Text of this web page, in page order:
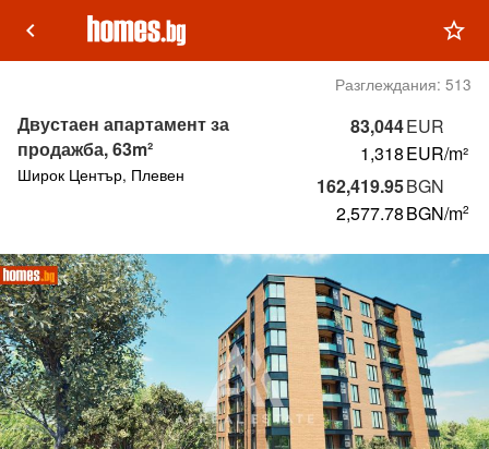
keyboard_arrow_left star_outline
Разглеждания: 513
83,044EUR
1,318EUR/m²
162,419.95BGN
2,577.78BGN/m2
Двустаен апартамент за
продажба, 63m²
Широк Център, Плевен